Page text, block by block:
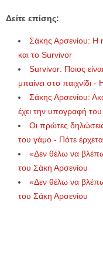
Δείτε επίσης:
Σάκης Αρσενίου: Η
και το Survivor
Survivor: Ποιος
μπαίνει στο παιχνίδι -
Σάκης Αρσενίου:
έχει την υπογραφή
Οι πρώτες
του γάμο - Πότε
«Δεν θέλω να
του Σάκη Αρσενίου
«Δεν θέλω να
του Σάκη Αρσενίου